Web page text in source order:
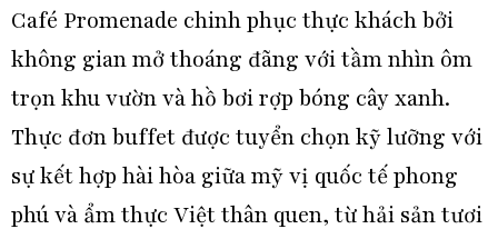
Café Promenade chinh phục thực khách bởi
không gian mở thoáng đãng với tầm nhìn ôm
trọn khu vườn và hồ bơi rợp bóng cây xanh.
Thực đơn buffet được tuyển chọn kỹ lưỡng với
sự kết hợp hài hòa giữa mỹ vị quốc tế phong
phú và ẩm thực Việt thân quen, từ hải sản tươi